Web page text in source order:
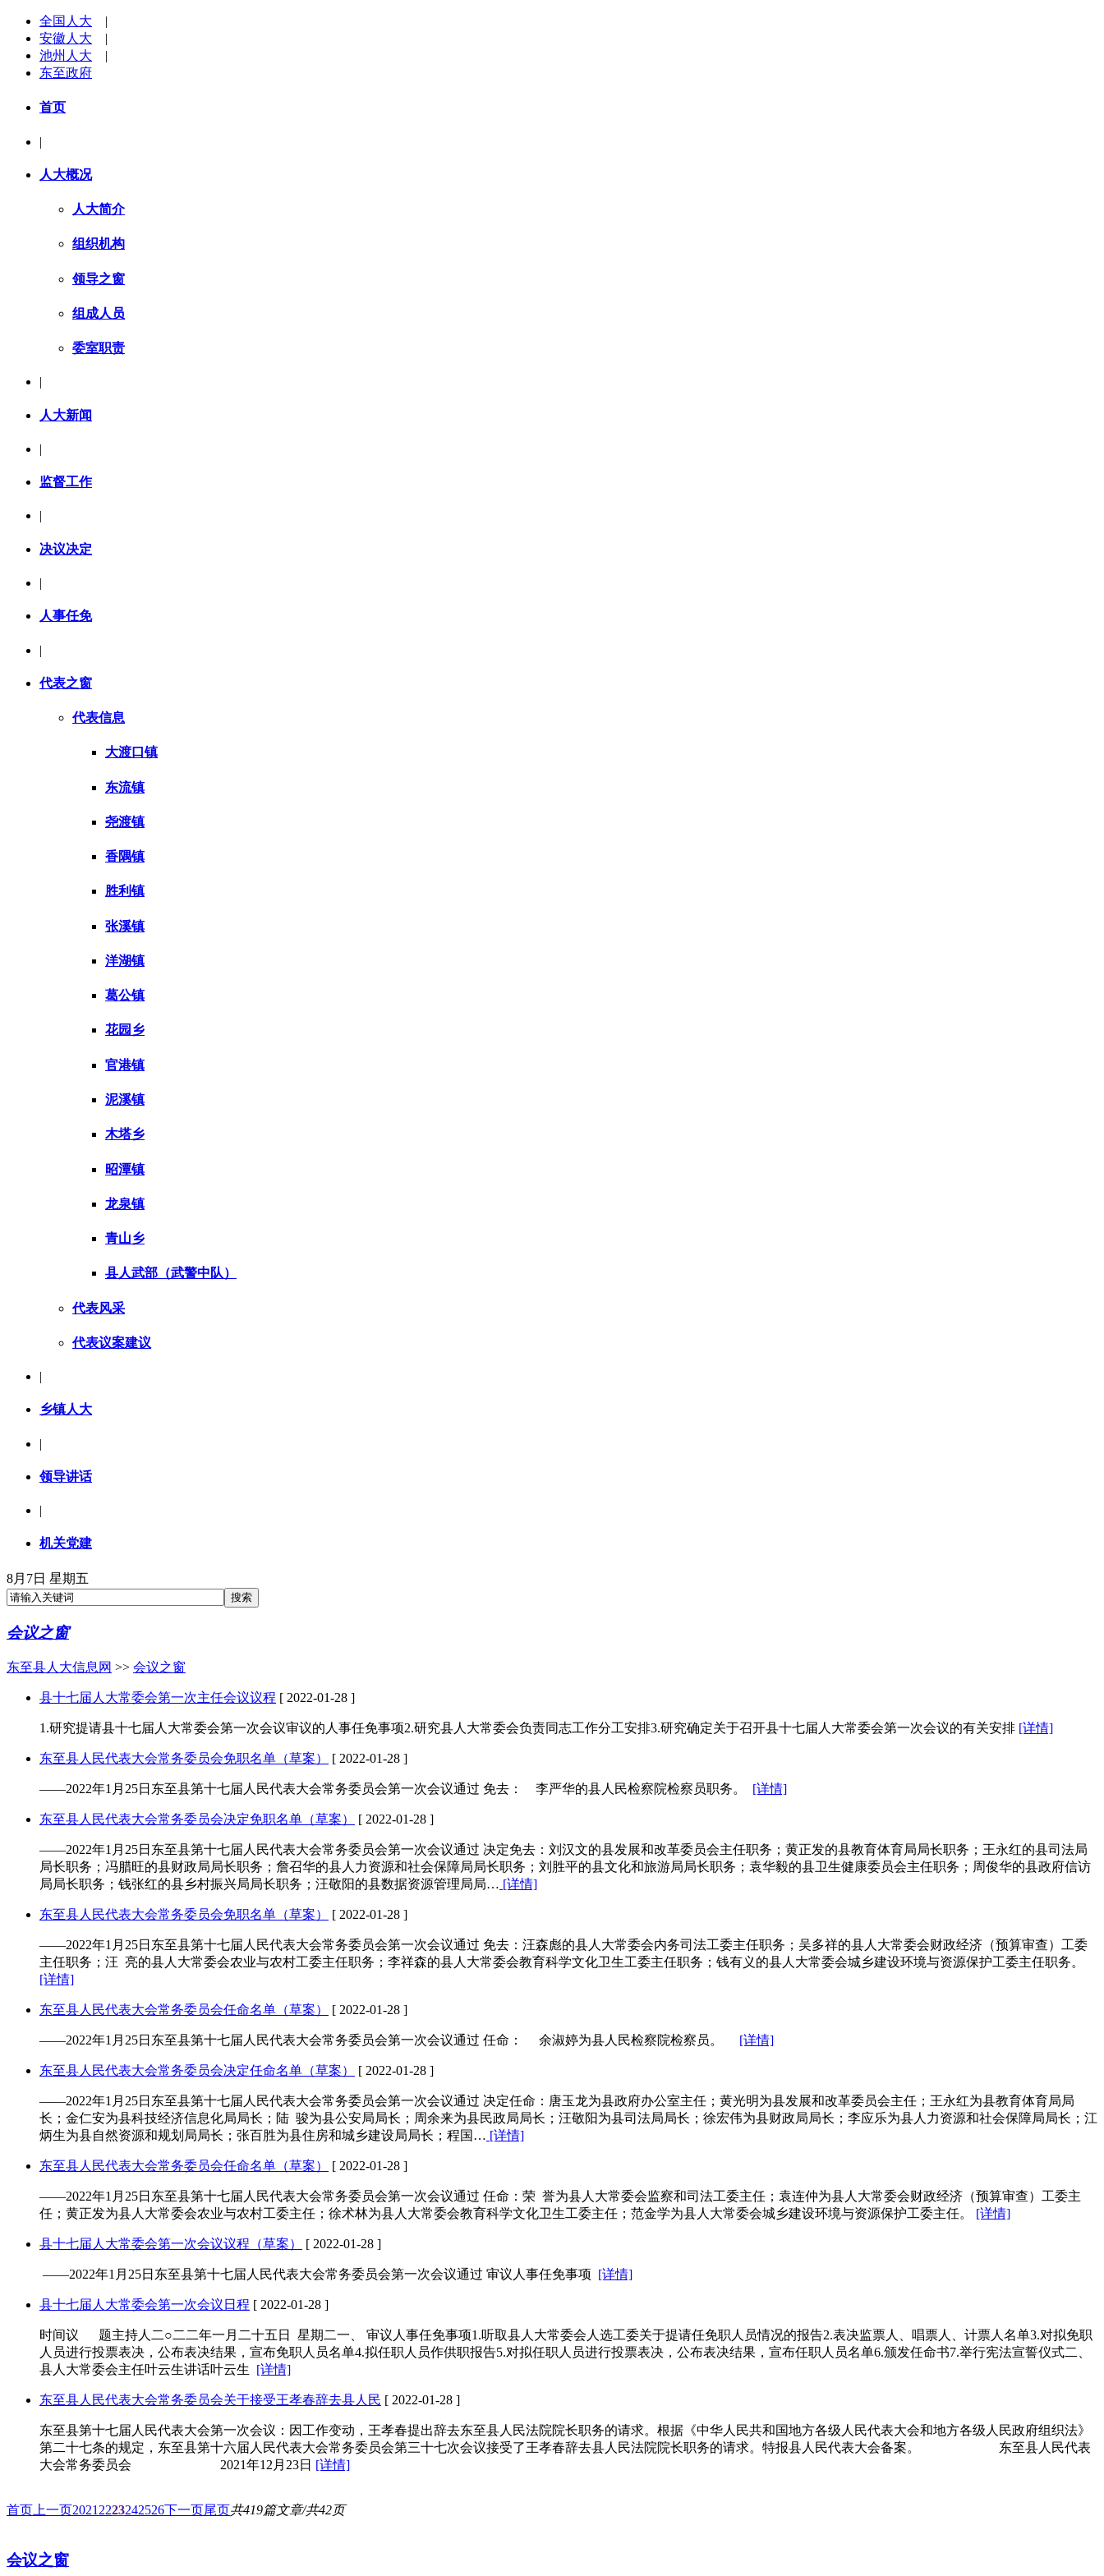
全国人大 |
安徽人大 |
池州人大 |
东至政府
首页
|
人大概况
人大简介
组织机构
领导之窗
组成人员
委室职责
|
人大新闻
|
监督工作
决议决定
|
人事任免
|
代表之窗
代表信息
大渡口镇
东流镇
尧渡镇
香隅镇
胜利镇
张溪镇
洋湖镇
葛公镇
花园乡
官港镇
泥溪镇
木塔乡
昭潭镇
龙泉镇
青山乡
县人武部（武警中队）
代表风采
代表议案建议
|
乡镇人大
|
领导讲话
|
机关党建
8月7日 星期五
会议之窗
东至县人大信息网 >> 会议之窗
县十七届人大常委会第一次主任会议议程 [ 2022-01-28 ]
1.研究提请县十七届人大常委会第一次会议审议的人事任免事项2.研究县人大常委会负责同志工作分工安排3.研究确定关于召开县十七届人大常委会第一次会议的有关安排 [详情]
东至县人民代表大会常务委员会免职名单（草案） [ 2022-01-28 ]
——2022年1月25日东至县第十七届人民代表大会常务委员会第一次会议通过 免去： 李严华的县人民检察院检察员职务。 [详情]
东至县人民代表大会常务委员会决定免职名单（草案） [ 2022-01-28 ]
——2022年1月25日东至县第十七届人民代表大会常务委员会第一次会议通过 决定免去：刘汉文的县发展和改革委员会主任职务；黄正发的县教育体育局局长职务；王永红的县司法局
局长职务；冯腊旺的县财政局局长职务；詹召华的县人力资源和社会保障局局长职务；刘胜平的县文化和旅游局局长职务；袁华毅的县卫生健康委员会主任职务；周俊华的县政府信访
局局长职务；钱张红的县乡村振兴局局长职务；汪敬阳的县数据资源管理局局… [详情]
东至县人民代表大会常务委员会免职名单（草案） [ 2022-01-28 ]
——2022年1月25日东至县第十七届人民代表大会常务委员会第一次会议通过 免去：汪森彪的县人大常委会内务司法工委主任职务；吴多祥的县人大常委会财政经济（预算审查）工委
主任职务；汪 亮的县人大常委会农业与农村工委主任职务；李祥森的县人大常委会教育科学文化卫生工委主任职务；钱有义的县人大常委会城乡建设环境与资源保护工委主任职务。
[详情]
东至县人民代表大会常务委员会任命名单（草案） [ 2022-01-28 ]
——2022年1月25日东至县第十七届人民代表大会常务委员会第一次会议通过 任命： 余淑婷为县人民检察院检察员。 [详情]
东至县人民代表大会常务委员会决定任命名单（草案） [ 2022-01-28 ]
——2022年1月25日东至县第十七届人民代表大会常务委员会第一次会议通过 决定任命：唐玉龙为县政府办公室主任；黄光明为县发展和改革委员会主任；王永红为县教育体育局局
长；金仁安为县科技经济信息化局局长；陆 骏为县公安局局长；周余来为县民政局局长；汪敬阳为县司法局局长；徐宏伟为县财政局局长；李应乐为县人力资源和社会保障局局长；江
炳生为县自然资源和规划局局长；张百胜为县住房和城乡建设局局长；程国… [详情]
东至县人民代表大会常务委员会任命名单（草案） [ 2022-01-28 ]
——2022年1月25日东至县第十七届人民代表大会常务委员会第一次会议通过 任命：荣 誉为县人大常委会监察和司法工委主任；袁连仲为县人大常委会财政经济（预算审查）工委主
任；黄正发为县人大常委会农业与农村工委主任；徐术林为县人大常委会教育科学文化卫生工委主任；范金学为县人大常委会城乡建设环境与资源保护工委主任。 [详情]
县十七届人大常委会第一次会议议程（草案） [ 2022-01-28 ]
——2022年1月25日东至县第十七届人民代表大会常务委员会第一次会议通过 审议人事任免事项 [详情]
县十七届人大常委会第一次会议日程 [ 2022-01-28 ]
时间议 题主持人二○二二年一月二十五日 星期二一、 审议人事任免事项1.听取县人大常委会人选工委关于提请任免职人员情况的报告2.表决监票人、唱票人、计票人名单3.对拟免职
人员进行投票表决，公布表决结果，宣布免职人员名单4.拟任职人员作供职报告5.对拟任职人员进行投票表决，公布表决结果，宣布任职人员名单6.颁发任命书7.举行宪法宣誓仪式二、
县人大常委会主任叶云生讲话叶云生 [详情]
东至县人民代表大会常务委员会关于接受王孝春辞去县人民 [ 2022-01-28 ]
东至县第十七届人民代表大会第一次会议：因工作变动，王孝春提出辞去东至县人民法院院长职务的请求。根据《中华人民共和国地方各级人民代表大会和地方各级人民政府组织法》
第二十七条的规定，东至县第十六届人民代表大会常务委员会第三十七次会议接受了王孝春辞去县人民法院院长职务的请求。特报县人民代表大会备案。 东至县人民代表
大会常务委员会 2021年12月23日 [详情]
首页 上一页2021 2223242526下一页尾页共419篇文章/共42页
会议之窗